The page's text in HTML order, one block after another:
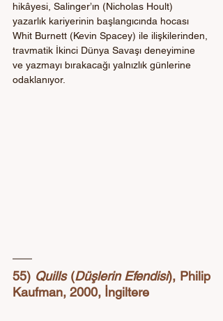
hikâyesi, Salinger’ın (Nicholas Hoult)
yazarlık kariyerinin başlangıcında hocası
Whit Burnett (Kevin Spacey) ile ilişkilerinden,
travmatik İkinci Dünya Savaşı deneyimine
ve yazmayı bırakacağı yalnızlık günlerine
odaklanıyor.
55) Quills (Düşlerin Efendisi), Philip
Kaufman, 2000, İngiltere